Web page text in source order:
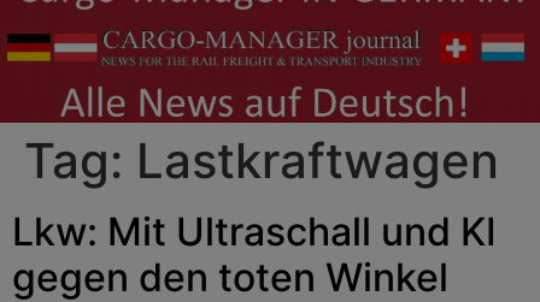
Tag: Lastkraftwagen
Lkw: Mit Ultraschall und KI
gegen den toten Winkel